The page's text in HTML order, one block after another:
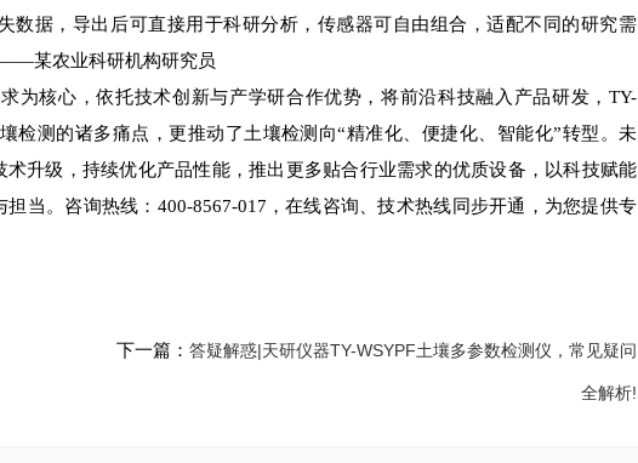
数据，导出后可直接用于科研分析，传感器可自由组合，适配不同的研究需
某农业科研机构研究员
核心，依托技术创新与产学研合作优势，将前沿科技融入产品研发，TY-
检测的诸多痛点，更推动了土壤检测向“精准化、便捷化、智能化”转型。未
升级，持续优化产品性能，推出更多贴合行业需求的优质设备，以科技赋能
当。咨询热线：400-8567-017，在线咨询、技术热线同步开通，为您提供专
下一篇： 答疑解惑|天研仪器TY-WSYPF土壤多参数检测仪，常见疑问
全解析!